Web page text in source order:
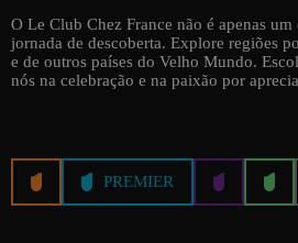
O Le Club Chez France não é apenas
jornada de descoberta. Explore regiões
e de outros países do Velho Mundo.
nós na celebração e na paixão por
PREMIER